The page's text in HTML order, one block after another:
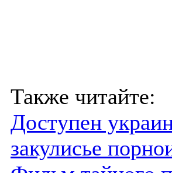
Также читайте:
Доступен
закулисье